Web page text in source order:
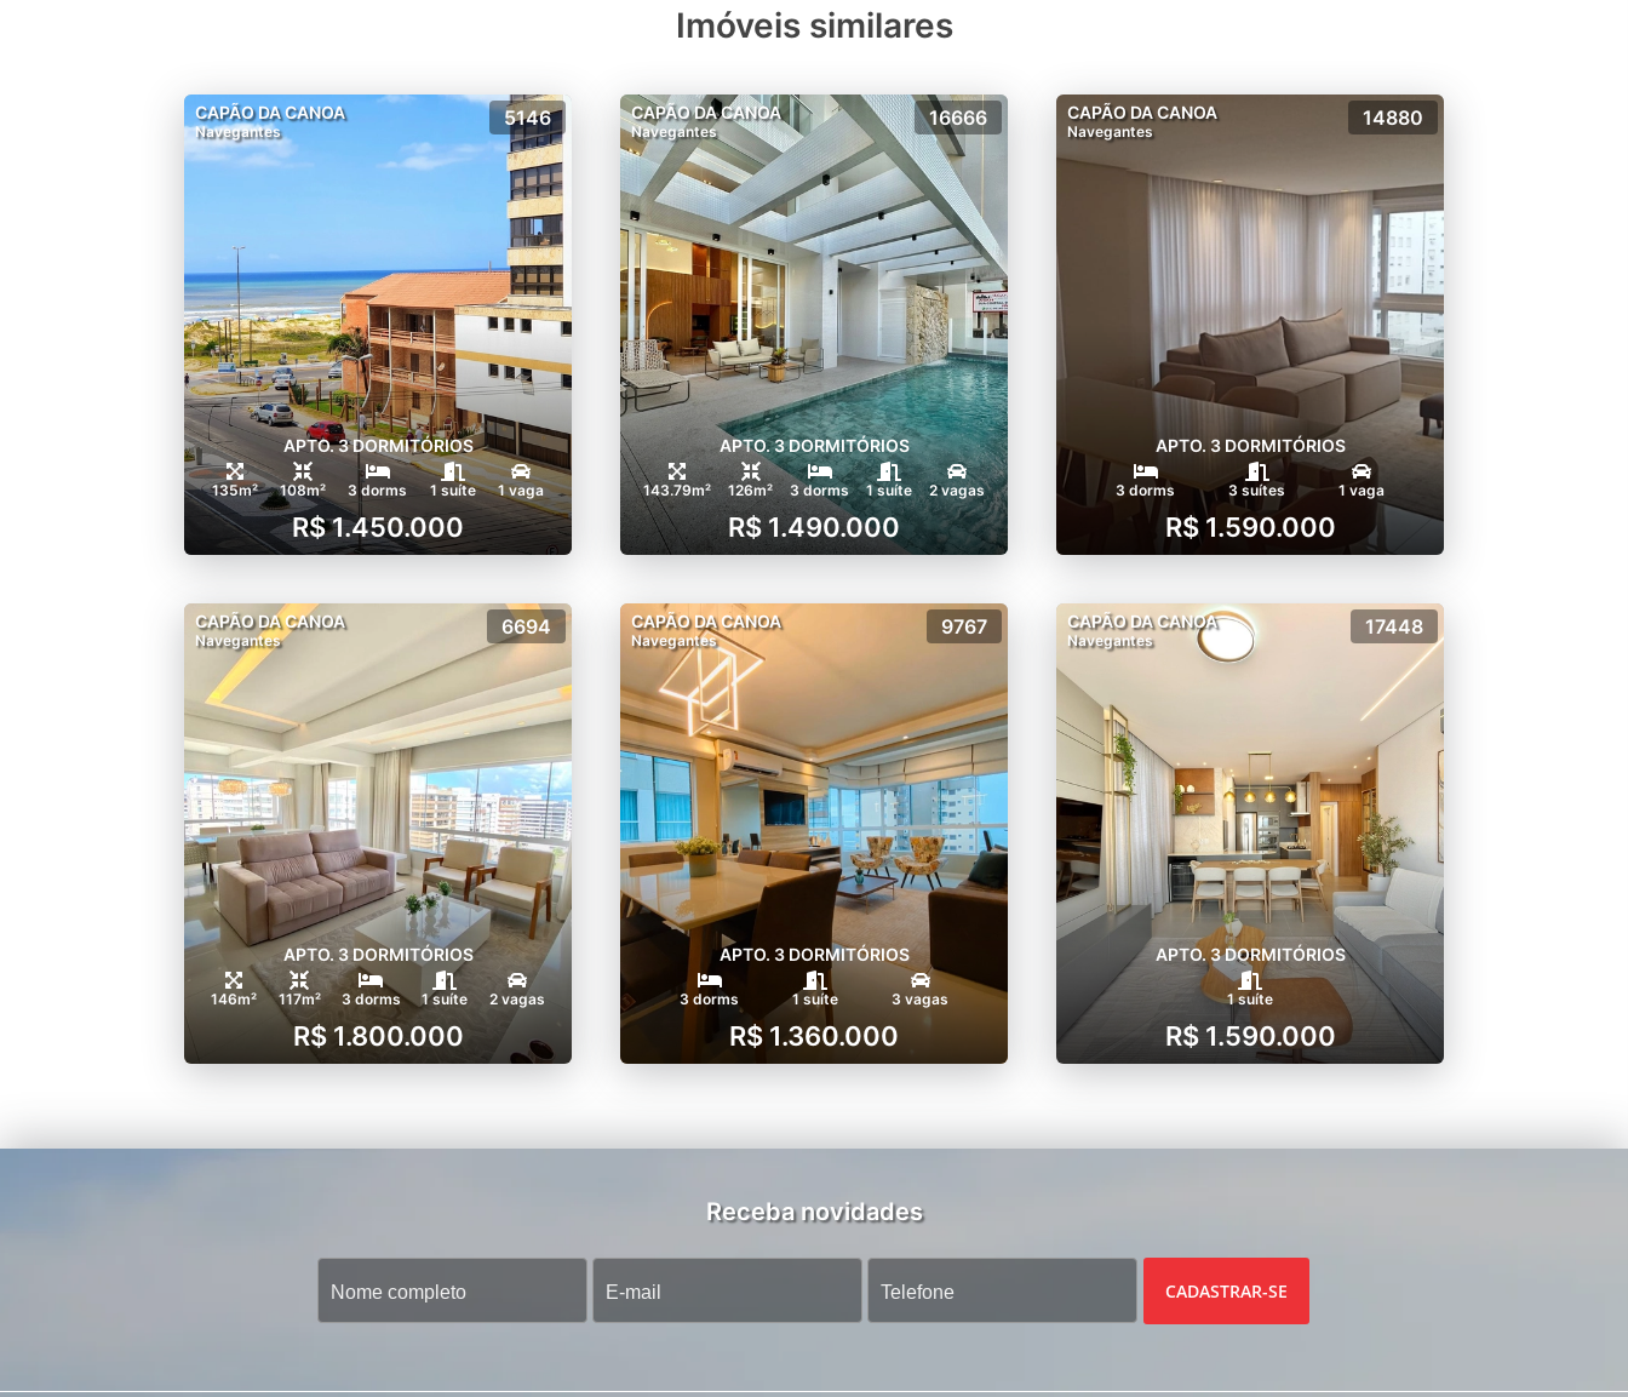
Imóveis similares
CAPÃO DA CANOA
Navegantes
5146
APTO. 3 DORMITÓRIOS
135m² 108m² 3 dorms 1 suíte 1 vaga
R$ 1.450.000
CAPÃO DA CANOA
Navegantes
16666
APTO. 3 DORMITÓRIOS
143.79m² 126m² 3 dorms 1 suíte 2 vagas
R$ 1.490.000
CAPÃO DA CANOA
Navegantes
14880
APTO. 3 DORMITÓRIOS
3 dorms 3 suítes 1 vaga
R$ 1.590.000
CAPÃO DA CANOA
Navegantes
6694
APTO. 3 DORMITÓRIOS
146m² 117m² 3 dorms 1 suíte 2 vagas
R$ 1.800.000
CAPÃO DA CANOA
Navegantes
9767
APTO. 3 DORMITÓRIOS
3 dorms 1 suíte 3 vagas
R$ 1.360.000
CAPÃO DA CANOA
Navegantes
17448
APTO. 3 DORMITÓRIOS
1 suíte
R$ 1.590.000
Receba novidades
CADASTRAR-SE